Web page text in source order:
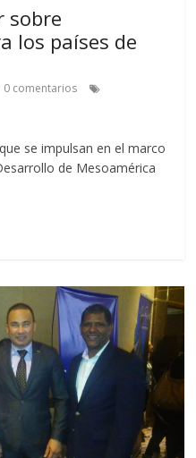
sobre
los países de
0 comentarios
se impulsan en el marco
de Mesoamérica